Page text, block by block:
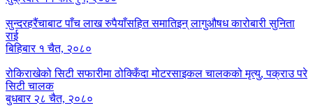
सुन्दरहरैंचाबाट पाँच लाख रुपैयाँसहित समातिइन् लागुऔषध कारोबारी सुनिता
राई
बिहिबार १ चैत, २०८०
रोकिराखेको सिटी सफारीमा ठोक्किँदा मोटरसाइकल चालकको मृत्यु, पक्राउ परे
सिटी चालक
बुधबार २८ चैत, २०८०